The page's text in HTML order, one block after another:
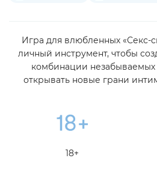
Игра для влюбленных «Секс-
личный инструмент, чтобы
комбинации
открывать новые грани
18+